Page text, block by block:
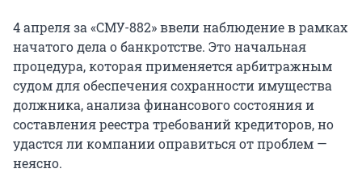
4 апреля за «СМУ-882» ввели наблюдение в рамках
начатого дела о банкротстве. Это начальная
процедура, которая применяется арбитражным
судом для обеспечения сохранности имущества
должника, анализа финансового состояния и
составления реестра требований кредиторов, но
удастся ли компании оправиться от проблем —
неясно.